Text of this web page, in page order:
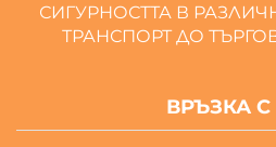
СИГУРНОСТТА В
ТРАНСПОРТ ДО
ВРЪЗКА